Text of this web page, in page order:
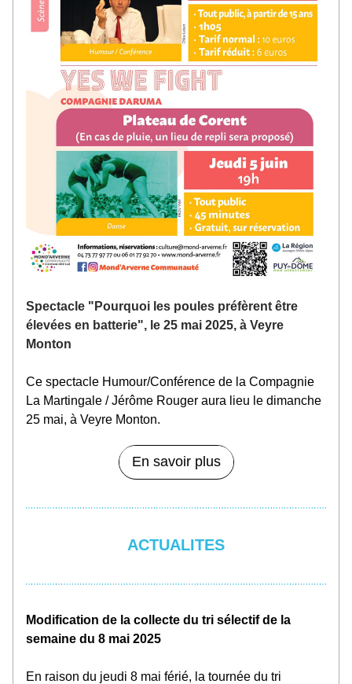
Spectacle "Pourquoi les poules préfèrent être
élevées en batterie", le 25 mai 2025, à Veyre
Monton
Ce spectacle Humour/Conférence de la Compagnie
La Martingale / Jérôme Rouger aura lieu le dimanche
25 mai, à Veyre Monton.
En savoir plus
ACTUALITES
Modification de la collecte du tri sélectif de la
semaine du 8 mai 2025
En raison du jeudi 8 mai férié, la tournée du tri